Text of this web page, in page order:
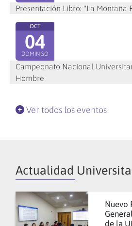
Presentación Libro: "La Montaña
OCT
04
DOMINGO
Campeonato Nacional
Hombre
Ver todos los eventos
Actualidad
Nuevo
de la